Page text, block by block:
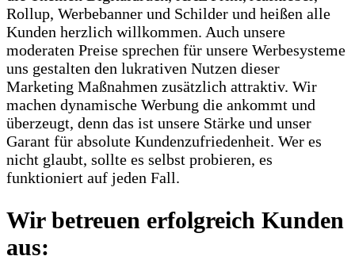
Rollup, Werbebanner und Schilder und heißen alle
Kunden herzlich willkommen. Auch unsere
moderaten Preise sprechen für unsere Werbesysteme
uns gestalten den lukrativen Nutzen dieser
Marketing Maßnahmen zusätzlich attraktiv. Wir
machen dynamische Werbung die ankommt und
überzeugt, denn das ist unsere Stärke und unser
Garant für absolute Kundenzufriedenheit. Wer es
nicht glaubt, sollte es selbst probieren, es
funktioniert auf jeden Fall.
Wir betreuen erfolgreich Kunden
aus: